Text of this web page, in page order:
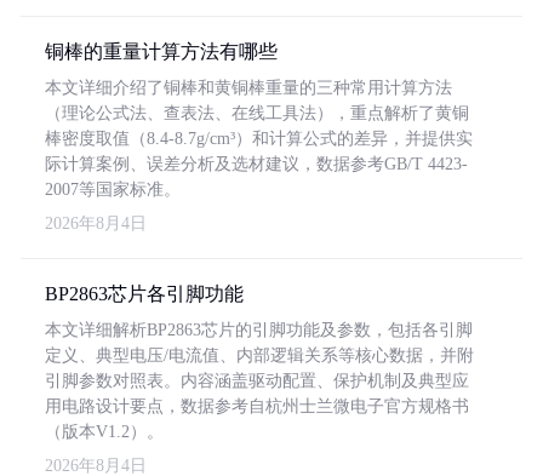
铜棒的重量计算方法有哪些
本文详细介绍了铜棒和黄铜棒重量的三种常用计算方法
（理论公式法、查表法、在线工具法），重点解析了黄铜
棒密度取值（8.4-8.7g/cm³）和计算公式的差异，并提供实
际计算案例、误差分析及选材建议，数据参考GB/T 4423-
2007等国家标准。
2026年8月4日
BP2863芯片各引脚功能
本文详细解析BP2863芯片的引脚功能及参数，包括各引脚
定义、典型电压/电流值、内部逻辑关系等核心数据，并附
引脚参数对照表。内容涵盖驱动配置、保护机制及典型应
用电路设计要点，数据参考自杭州士兰微电子官方规格书
（版本V1.2）。
2026年8月4日